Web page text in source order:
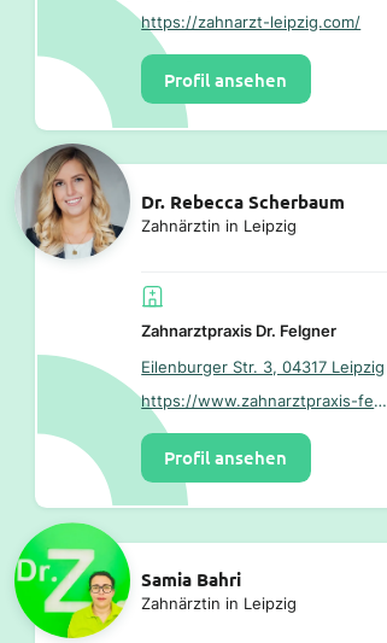
https://zahnarzt-leipzig.com/
Profil ansehen
Dr. Rebecca Scherbaum
Zahnärztin in Leipzig
Zahnarztpraxis Dr. Felgner
Eilenburger Str. 3, 04317 Leipzig
https://www.zahnarztpraxis-felgner.de/
Profil ansehen
Samia Bahri
Zahnärztin in Leipzig